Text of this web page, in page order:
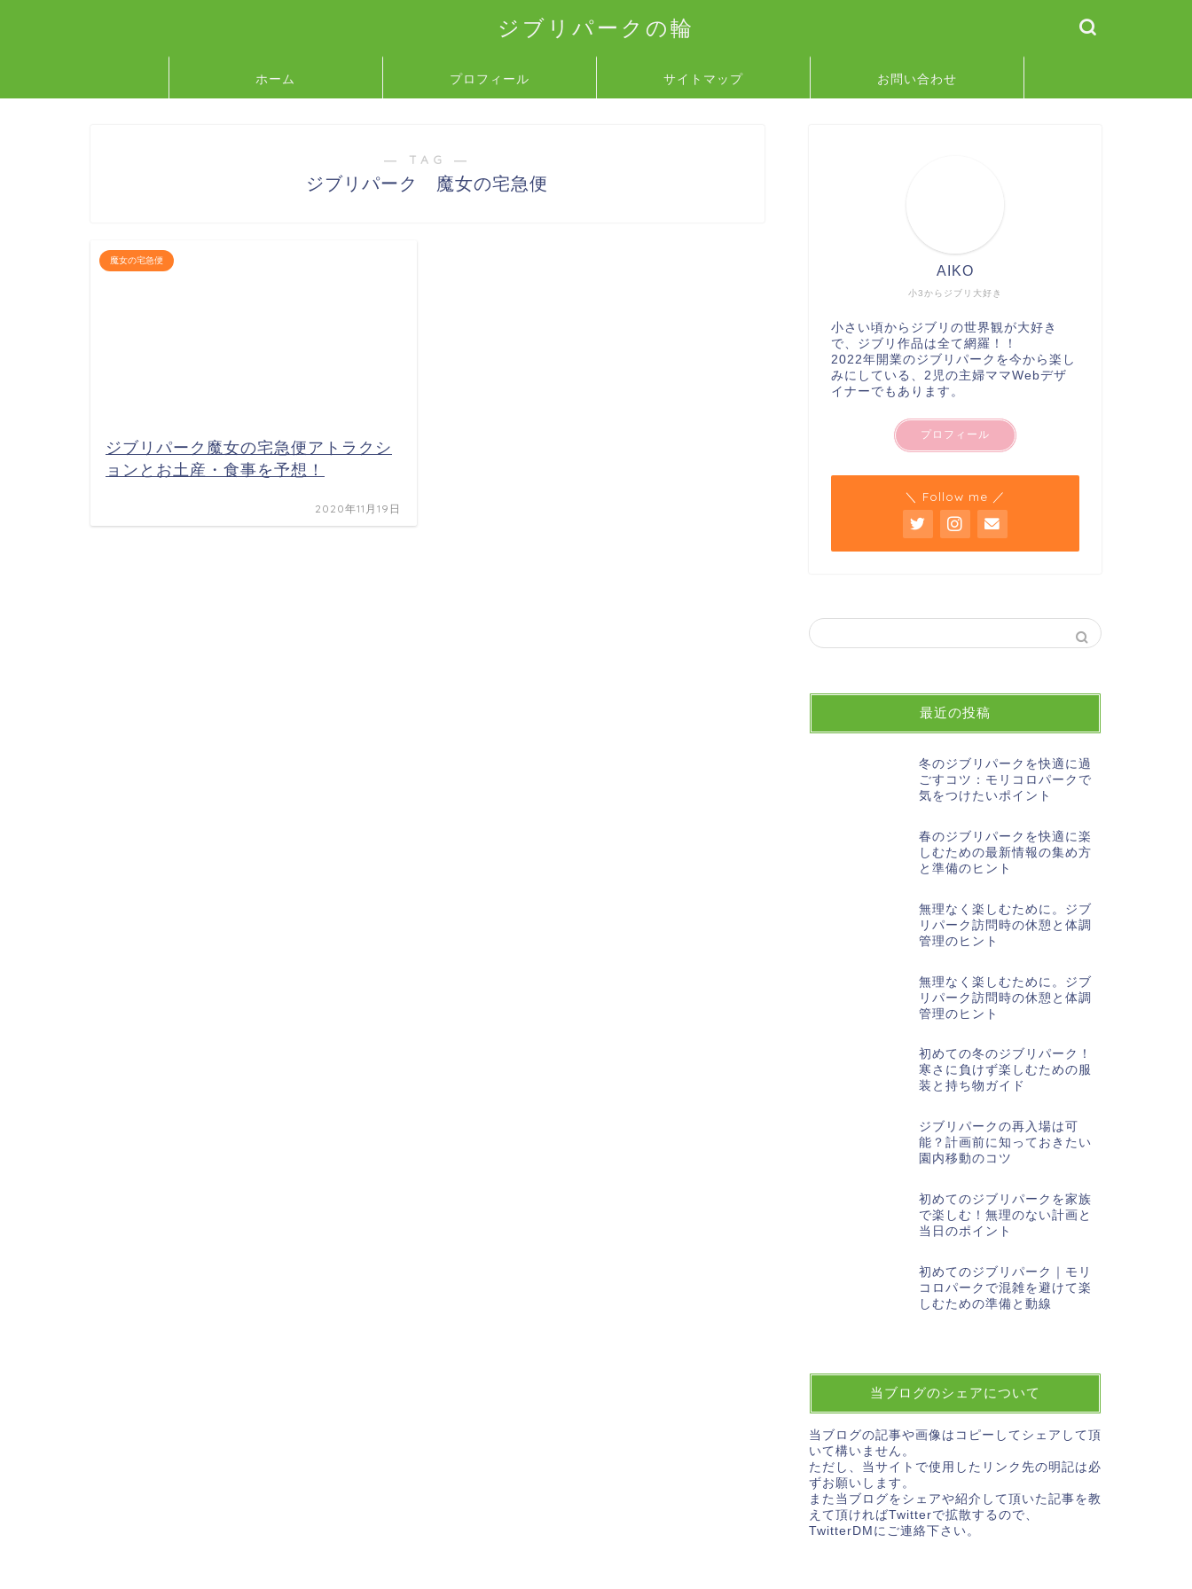
ジブリパークの輪
ホーム プロフィール サイトマップ お問い合わせ
― TAG ―
ジブリパーク 魔女の宅急便
魔女の宅急便
ジブリパーク魔女の宅急便アトラクシ
ョンとお土産・食事を予想！
2020年11月19日
小3からジブリ大好き
AIKO
小さい頃からジブリの世界観が大好き
で、ジブリ作品は全て網羅！！
2022年開業のジブリパークを今から楽し
みにしている、2児の主婦ママWebデザ
イナーでもあります。
プロフィール
＼ Follow me ／
最近の投稿
冬のジブリパークを快適に過
ごすコツ：モリコロパークで
気をつけたいポイント
春のジブリパークを快適に楽
しむための最新情報の集め方
と準備のヒント
無理なく楽しむために。ジブ
リパーク訪問時の休憩と体調
管理のヒント
無理なく楽しむために。ジブ
リパーク訪問時の休憩と体調
管理のヒント
初めての冬のジブリパーク！
寒さに負けず楽しむための服
装と持ち物ガイド
ジブリパークの再入場は可
能？計画前に知っておきたい
園内移動のコツ
初めてのジブリパークを家族
で楽しむ！無理のない計画と
当日のポイント
初めてのジブリパーク｜モリ
コロパークで混雑を避けて楽
しむための準備と動線
当ブログのシェアについて
当ブログの記事や画像はコピーしてシェアして頂
いて構いません。
ただし、当サイトで使用したリンク先の明記は必
ずお願いします。
また当ブログをシェアや紹介して頂いた記事を教
えて頂ければTwitterで拡散するので、
TwitterDMにご連絡下さい。